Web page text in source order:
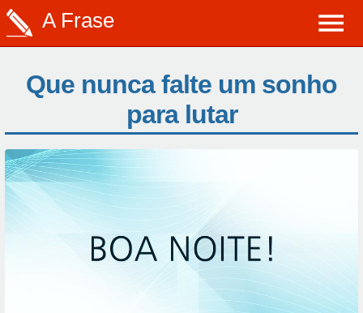
A Frase
Que nunca falte um sonho
para lutar